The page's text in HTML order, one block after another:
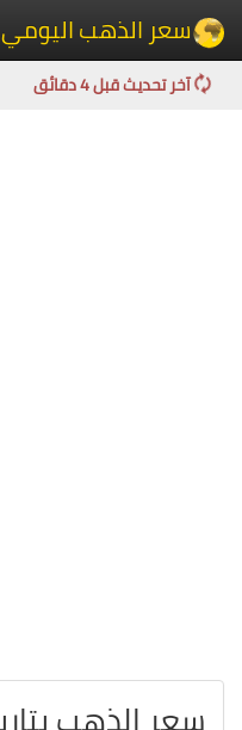
سعر الذهب اليومي
آخر تحديث قبل 4 دقائق